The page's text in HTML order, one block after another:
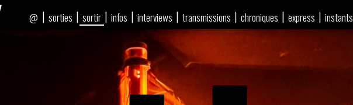
| sorties | sortir | infos | interviews | transmissions | chroniques | express | instants
@